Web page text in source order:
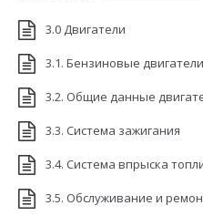
3.0 Двигатели
3.1. Бензиновые двигатели
3.2. Общие данные
3.3. Система зажигания
3.4. Система впрыска
3.5. Обслуживание и